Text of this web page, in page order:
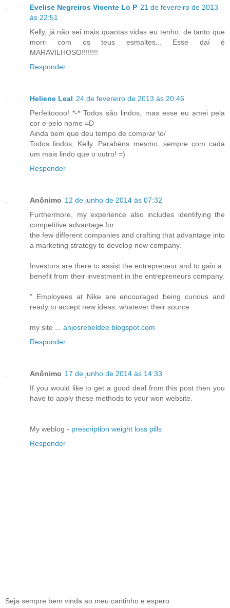
Evelise Negreiros Vicente Lo P 21 de fevereiro de 2013
às 22:51
Kelly, já não sei mais quantas vidas eu tenho, de tanto que
morri com os teus esmaltes... Esse daí é
MARAVILHOSO!!!!!!!!
Responder
Heliene Leal 24 de fevereiro de 2013 às 20:46
Perfeitoooo! *-* Todos são lindos, mas esse eu amei pela
cor e pelo nome =D
Ainda bem que deu tempo de comprar \o/
Todos lindos, Kelly. Parabéns mesmo, sempre com cada
um mais lindo que o outro! =)
Responder
Anônimo 12 de junho de 2014 às 07:32
Furthermore, my experience also includes identifying the
competitive advantage for
the few different companies and crafting that advantage into
a marketing strategy to develop new company.
Investors are there to assist the entrepreneur and to gain a
benefit from their investment in the entrepreneurs company.
" Employees at Nike are encouraged being curious and
ready to accept new ideas, whatever their source.
my site ... anjosrebeldee.blogspot.com
Responder
Anônimo 17 de junho de 2014 às 14:33
If you would like to get a good deal from this post then you
have to apply these methods to your won website.
My weblog - prescription weight loss pills
Responder
Seja sempre bem vinda ao meu cantinho e espero